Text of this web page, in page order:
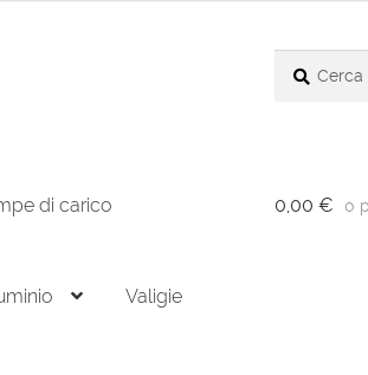
di carico
Valigie
0,00 € 0